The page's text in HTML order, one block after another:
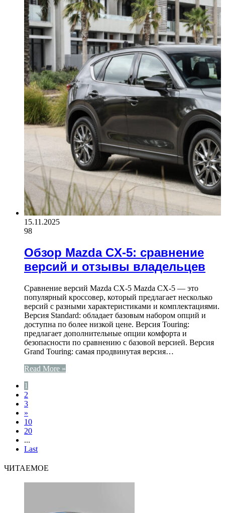
15.11.2025
98
Обзор Mazda CX-5: сравнение
версий и отзывы владельцев
Сравнение версий Mazda CX-5 Mazda CX-5 — это
популярный кроссовер, который предлагает несколько
версий с разными характеристиками и комплектациями.
Версия Standard: обладает базовым набором опций и
доступна по более низкой цене. Версия Touring:
предлагает дополнительные опции комфорта и
безопасности по сравнению с базовой версией. Версия
Grand Touring: самая продвинутая версия…
Read More »
1
2
3
»
10
20
...
Last
ЧИТАЕМОЕ